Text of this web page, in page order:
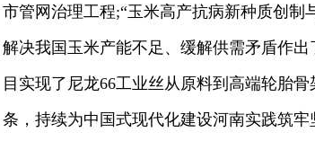
市管网治理工程;“玉米高产抗病新种质创
解决我国玉米产能不足、缓解供需矛盾作
目实现了尼龙66工业丝从原料到高端轮胎
条，持续为中国式现代化建设河南实践筑牢